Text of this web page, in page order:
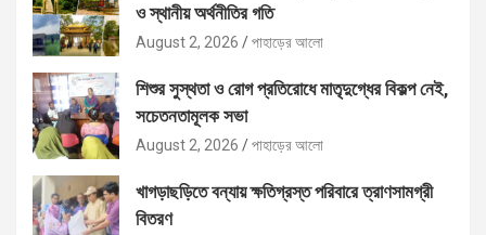
ও স্থানীয় অর্থনীতির গতি
August 2, 2026 পাহাড়ের আলো
শিশুর সুস্থতা ও রোগ প্রতিরোধে মাতৃদুগ্ধের বিকল্প নেই,
সচেতনতামূলক সভা
August 2, 2026 পাহাড়ের আলো
খাগড়াছড়িতে বন্যায় ক্ষতিগ্রস্ত পরিবারে ত্রাণসামগ্রী
বিতরণ